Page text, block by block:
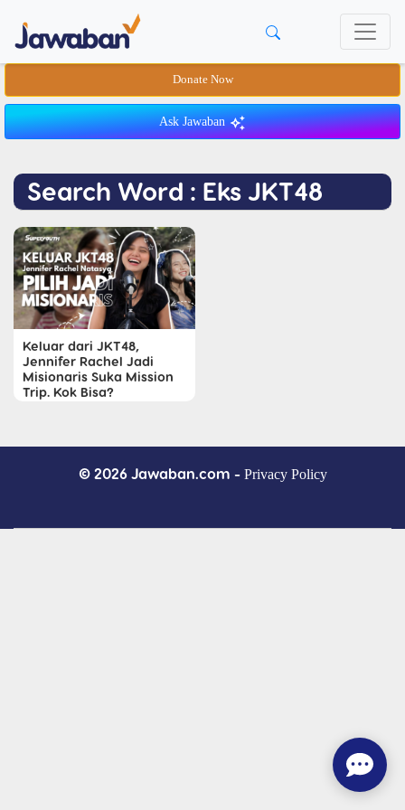
Donate Now
Ask Jawaban
Search Word : Eks JKT48
Keluar dari JKT48,
Jennifer Rachel Jadi
Misionaris Suka Mission
Trip. Kok Bisa?
© 2026 Jawaban.com - Privacy Policy